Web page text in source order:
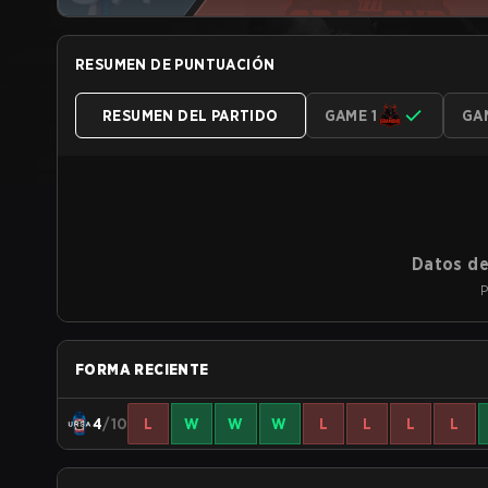
RESUMEN DE PUNTUACIÓN
RESUMEN DEL PARTIDO GAME 1
Datos
FORMA RECIENTE
4/10 L W W W L L L L